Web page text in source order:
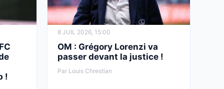
!
8 JUIL 2026, 15:00
OM : Grégory Lorenzi va
passer devant la justice !
Par Louis Chrestian